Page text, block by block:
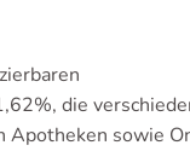
die
Apotheken sowie